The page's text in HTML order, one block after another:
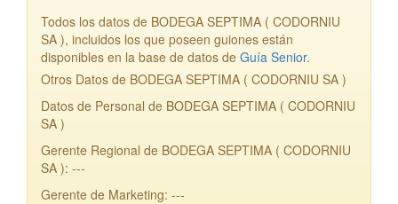
Todos los datos de BODEGA SEPTIMA ( CODORNIU
SA ), incluidos los que poseen guiones están
disponibles en la base de datos de Guía Senior.
Otros Datos de BODEGA SEPTIMA ( CODORNIU SA )
Datos de Personal de BODEGA SEPTIMA ( CODORNIU
SA )
Gerente Regional de BODEGA SEPTIMA ( CODORNIU
SA ): ---
Gerente de Marketing: ---